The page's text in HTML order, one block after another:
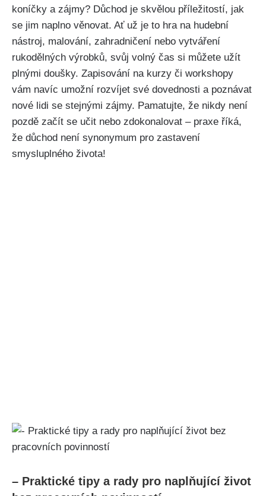
koníčky a zájmy? Důchod je skvělou příležitostí, jak
se jim naplno věnovat. Ať už je to hra na hudební
nástroj, malování, zahradničení nebo vytváření
rukodělných výrobků, svůj volný čas si můžete užít
plnými doušky. Zapisování na kurzy či workshopy
vám navíc umožní rozvíjet své dovednosti a poznávat
nové lidi se stejnými zájmy. Pamatujte, že nikdy není
pozdě začít se učit nebo zdokonalovat – praxe říká,
že důchod není synonymum pro zastavení
smysluplného života!
– Praktické tipy a rady pro naplňující život